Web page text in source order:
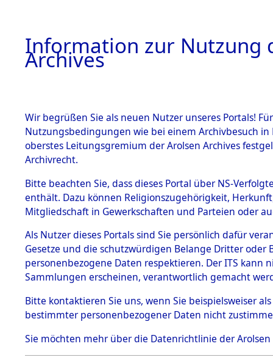
BESTÄNDE
1.
mente
5. Verschiedenes
5.3
Todesmärsche
5.3.1 Alliierte
Erhebungen
zu
Todesmärsch
en
5.3.2
-
0125
Information zur Nutzung
Archives
Wir begrüßen Sie als neuen Nutzer unseres Portals!
Nutzungsbedingungen wie bei einem Archivbesuch
oberstes Leitungsgremium der Arolsen Archives
Archivrecht.
Bitte beachten Sie, dass dieses Portal über NS-
enthält. Dazu können Religionszugehörigkeit,
Mitgliedschaft in Gewerkschaften und Parteien oder
Als Nutzer dieses Portals sind Sie persönlich dafür
Gesetze und die schutzwürdigen Belange Dritter
personenbezogene Daten respektieren. Der ITS
Sammlungen erscheinen, verantwortlich gemacht
Bitte kontaktieren Sie uns, wenn Sie beispielsweiser
bestimmter personenbezogener Daten nicht
Sie möchten mehr über die Datenrichtlinie der Arolsen